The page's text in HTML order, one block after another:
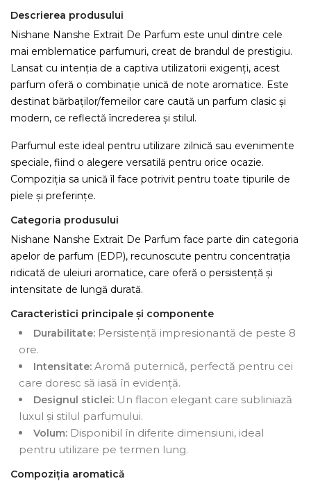
Descrierea produsului
Nishane Nanshe Extrait De Parfum este unul dintre cele
mai emblematice parfumuri, creat de brandul de prestigiu.
Lansat cu intenția de a captiva utilizatorii exigenți, acest
parfum oferă o combinație unică de note aromatice. Este
destinat bărbaților/femeilor care caută un parfum clasic și
modern, ce reflectă încrederea și stilul.
Parfumul este ideal pentru utilizare zilnică sau evenimente
speciale, fiind o alegere versatilă pentru orice ocazie.
Compoziția sa unică îl face potrivit pentru toate tipurile de
piele și preferințe.
Categoria produsului
Nishane Nanshe Extrait De Parfum face parte din categoria
apelor de parfum (EDP), recunoscute pentru concentrația
ridicată de uleiuri aromatice, care oferă o persistență și
intensitate de lungă durată.
Caracteristici principale și componente
Durabilitate: Persistență impresionantă de peste 8
ore.
Intensitate: Aromă puternică, perfectă pentru cei
care doresc să iasă în evidență.
Designul sticlei: Un flacon elegant care subliniază
luxul și stilul parfumului.
Volum: Disponibil în diferite dimensiuni, ideal
pentru utilizare pe termen lung.
Compoziția aromatică